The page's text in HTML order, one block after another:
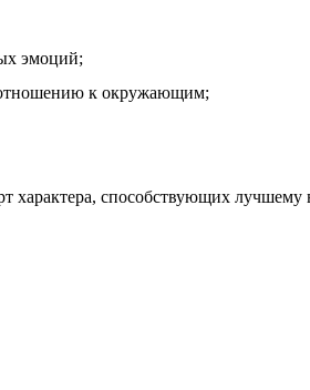
эмоций;
к окружающим;
характера, способствующих